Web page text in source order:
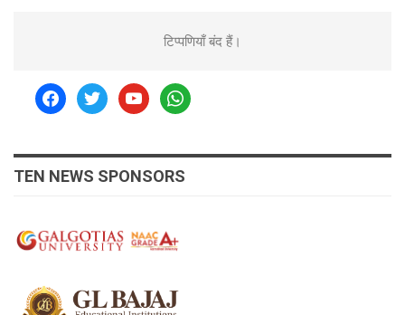
टिप्पणियाँ बंद हैं।
facebooktwitteryoutubewhatsapp
TEN NEWS SPONSORS